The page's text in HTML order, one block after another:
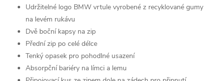
Udržitelné logo BMW vrtule vyrobené z recyklované gumy
na levém rukávu
Dvě boční kapsy na zip
Přední zip po celé délce
Tenký opasek pro pohodlné usazení
Absorpční bariéry na límci a lemu